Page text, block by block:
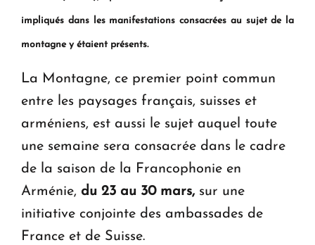
impliqués dans les manifestations consacrées au sujet de la
montagne y étaient présents.
La Montagne, ce premier point commun
entre les paysages français, suisses et
arméniens, est aussi le sujet auquel toute
une semaine sera consacrée dans le cadre
de la saison de la Francophonie en
Arménie, du 23 au 30 mars,sur une
initiative conjointe des ambassades de
France et de Suisse.